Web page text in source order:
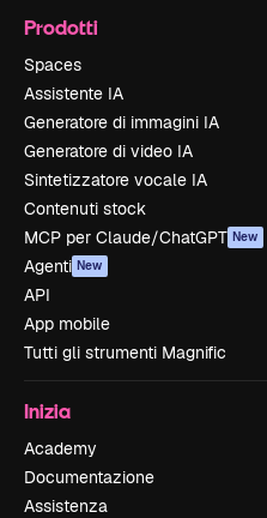
Prodotti
Spaces
Assistente IA
Generatore di immagini IA
Generatore di video IA
Sintetizzatore vocale IA
Contenuti stock
MCP per Claude/ChatGPT New
Agenti New
API
App mobile
Tutti gli strumenti Magnific
Inizia
Academy
Documentazione
Assistenza